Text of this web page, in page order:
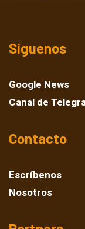
Síguenos
Google News
Canal de
Contacto
Escríbenos
Nosotros